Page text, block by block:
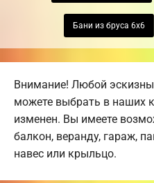
Бани из бруса 6х6
Внимание! Любой
можете выбрать в наших
изменен. Вы имеете
балкон, веранду, гараж,
навес или крыльцо.